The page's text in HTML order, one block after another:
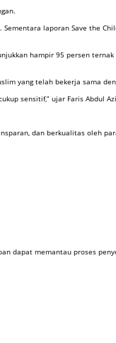
laporan Save the
hampir 95 persen
yang telah bekerja sama
sensitif,” ujar Faris Abdul
dan berkualitas oleh
dapat memantau proses